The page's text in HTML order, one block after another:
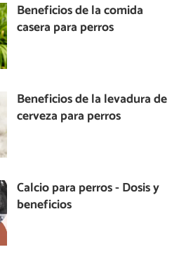
Beneficios de la comida
casera para perros
Beneficios de la levadura de
cerveza para perros
Calcio para perros - Dosis y
beneficios